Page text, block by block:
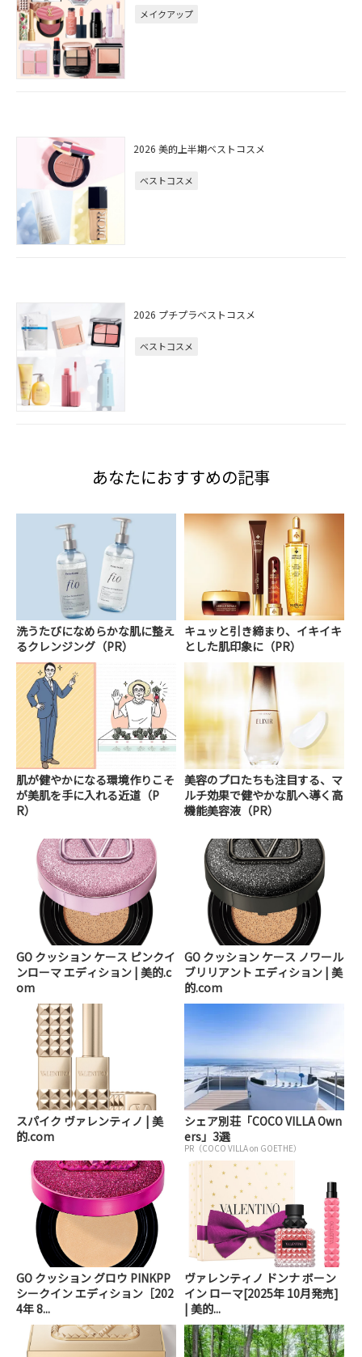
メイクアップ
2026 美的上半期ベストコスメ
ベストコスメ
2026 プチプラベストコスメ
ベストコスメ
あなたにおすすめの記事
洗うたびになめらかな肌に整え
るクレンジング（PR）
キュッと引き締まり、イキイキ
とした肌印象に（PR）
肌が健やかになる環境作りこそ
が美肌を手に入れる近道（P
R）
美容のプロたちも注目する、マ
ルチ効果で健やかな肌へ導く高
機能美容液（PR）
GO クッション ケース ピンクイ
ンローマ エディション | 美的.c
om
GO クッション ケース ノワール
ブリリアント エディション | 美
的.com
スパイク ヴァレンティノ | 美
的.com
シェア別荘「COCO VILLA Own
ers」3選
PR（COCO VILLA on GOETHE）
GO クッション グロウ PINKPP
シークイン エディション［202
4年 8...
ヴァレンティノ ドンナ ボーン
イン ローマ[2025年 10月発売]
| 美的...